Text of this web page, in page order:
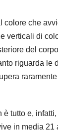
colore che
verticali di
del
riguarda le
è tutto e,
in media 21